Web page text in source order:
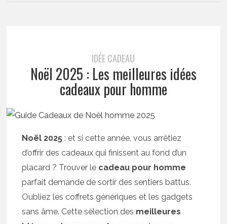
IDÉE CADEAU
Noël 2025 : Les meilleures idées
cadeaux pour homme
Noël 2025 : et si cette année, vous arrêtiez
d’offrir des cadeaux qui finissent au fond d’un
placard ? Trouver le cadeau pour homme
parfait demande de sortir des sentiers battus.
Oubliez les coffrets génériques et les gadgets
sans âme. Cette sélection des meilleures